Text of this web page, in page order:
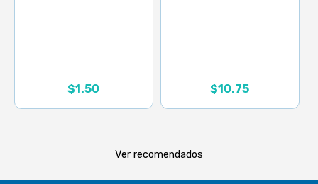
$1.50 $10.75
Ver recomendados